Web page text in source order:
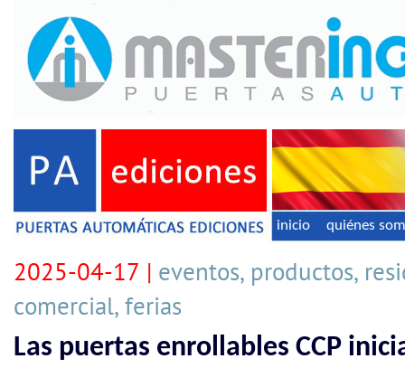
inicio quiénes
2025-04-17 | eventos, productos,
comercial, ferias
Las puertas enrollables CCP